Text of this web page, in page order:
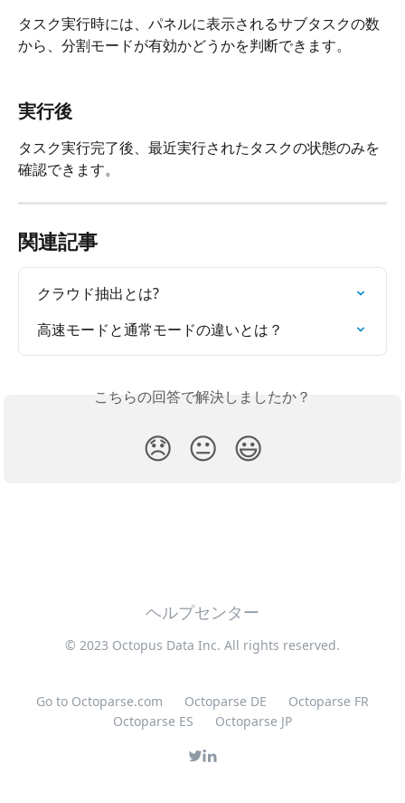
タスク実行時には、パネルに表示されるサブタスクの数
から、分割モードが有効かどうかを判断できます。
実行後
タスク実行完了後、最近実行されたタスクの状態のみを
確認できます。
関連記事
クラウド抽出とは?
高速モードと通常モードの違いとは？
こちらの回答で解決しましたか？
😞 😐 😃
ヘルプセンター
© 2023 Octopus Data Inc. All rights reserved.
Go to Octoparse.com Octoparse DE
Octoparse FR
Octoparse ES
Octoparse JP